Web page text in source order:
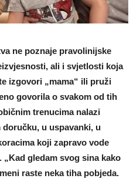
ne poznaje pravolinijske
ali i svjetlosti koja
izgovori „mama“ ili pruži
govorila o svakom od tih
trenucima nalazi
u uspavanki, u
koji zapravo vode
gledam svog sina kako
raste neka tiha pobjeda.